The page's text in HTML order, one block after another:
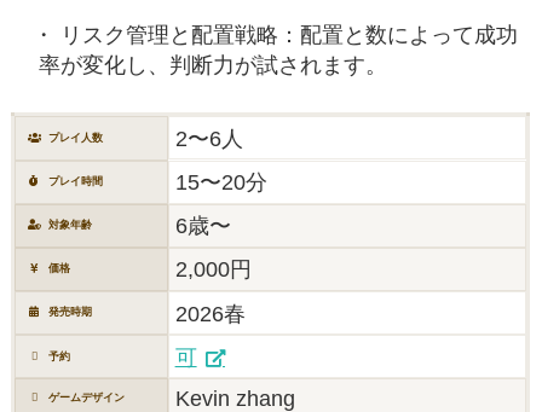
リスク管理と配置戦略：配置と数によって成功
率が変化し、判断力が試されます。
プレイ人数 2〜6人
プレイ時間 15〜20分
対象年齢 6歳〜
価格 2,000円
発売時期 2026春
予約 可
ゲームデザイン Kevin zhang